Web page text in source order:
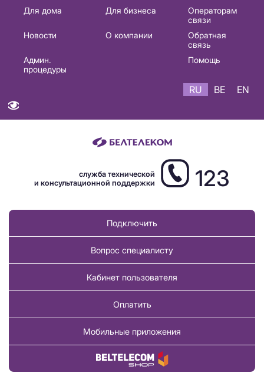
Основная
навигация
Для дома Для бизнеса
Операторам
связи
Новости
О компании
Обратная
связь
Админ.
процедуры
Помощь
RU BE EN
служба технической
и консультационной поддержки
123
Подключить
Вопрос специалисту
Кабинет пользователя
Оплатить
Мобильные приложения
Купить товар